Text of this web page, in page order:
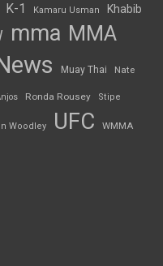
K-1 Kamaru Usman Khabib
mma MMA
Muay Thai Nate
Ronda Rousey Stipe
Woodley UFC WMMA